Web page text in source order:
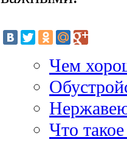
Чем
Что